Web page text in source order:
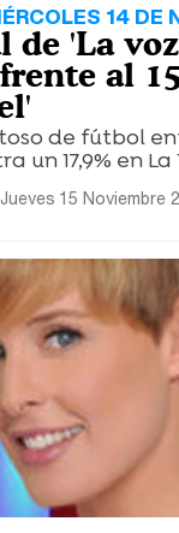
14 DE
de 'La
al
de fútbol
un 17,9% en La
Jueves 15 Noviembre